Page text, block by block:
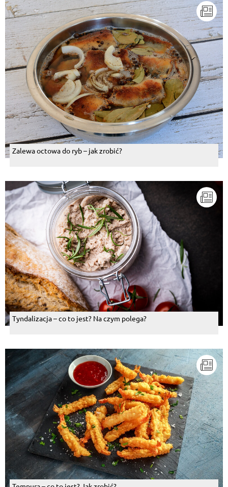
Zalewa octowa do ryb – jak zrobić?
Tyndalizacja – co to jest? Na czym polega?